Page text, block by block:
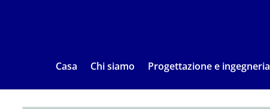
Casa Chi siamo Progettazione e ingegneria